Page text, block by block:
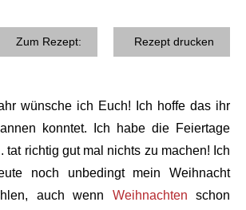
Zum Rezept: Rezept drucken
wünsche ich Euch! Ich hoffe das ihr
konntet. Ich habe die Feiertage
richtig gut mal nichts zu machen! Ich
noch unbedingt mein Weihnacht
auch wenn Weihnachten schon